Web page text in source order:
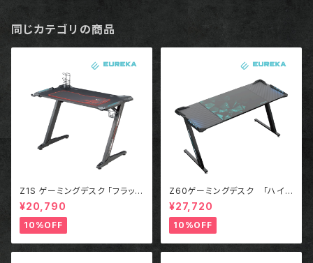
同じカテゴリの商品
Z1S ゲーミングデスク 「フラッグ
シップモデル」
¥20,790
10%OFF
Z60ゲーミングデスク 「ハイ
エンドモデル」
¥27,720
10%OFF